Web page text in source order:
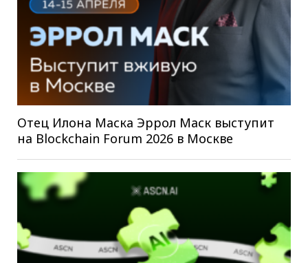
Отец Илона Маска Эррол Маск выступит
на Blockchain Forum 2026 в Москве